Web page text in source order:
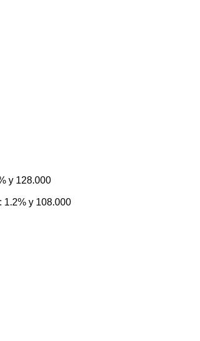
y 128.000
1.2% y 108.000